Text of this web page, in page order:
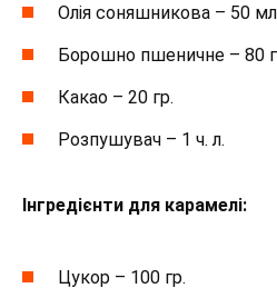
Олія соняшникова – 50
Борошно пшеничне – 80
Какао – 20 гр.
Розпушувач – 1 ч. л.
Інгредієнти для карамелі:
Цукор – 100 гр.